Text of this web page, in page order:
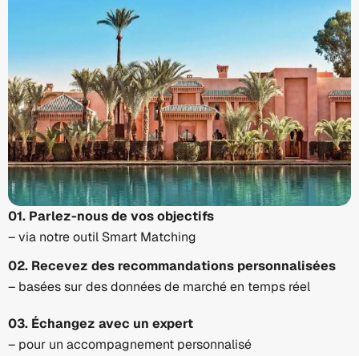
01. Parlez-nous de vos objectifs
– via notre outil Smart Matching
02. Recevez des recommandations personnalisées
– basées sur des données de marché en temps réel
03. Échangez avec un expert
– pour un accompagnement personnalisé